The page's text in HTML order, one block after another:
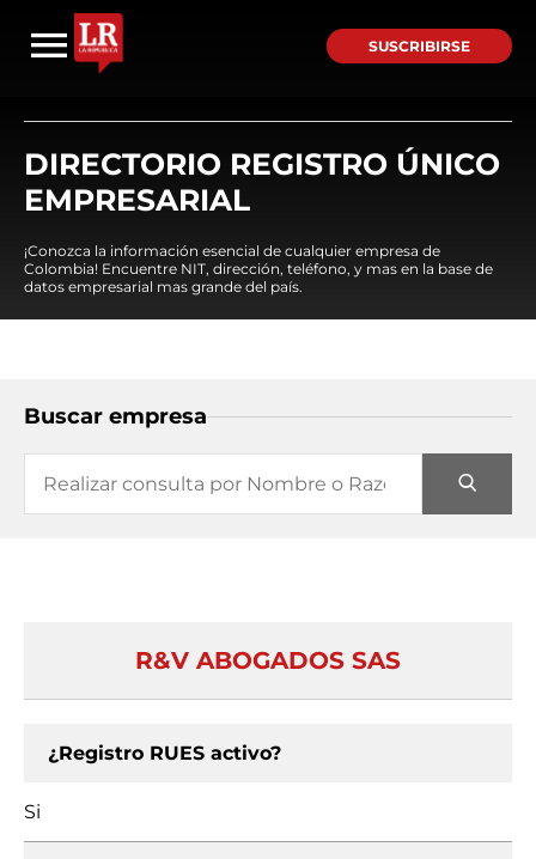
SUSCRIBIRSE
DIRECTORIO REGISTRO ÚNICO
EMPRESARIAL
¡Conozca la información esencial de cualquier empresa de
Colombia! Encuentre NIT, dirección, teléfono, y mas en la base de
datos empresarial mas grande del país.
Buscar empresa
R&V ABOGADOS SAS
¿Registro RUES activo?
Si